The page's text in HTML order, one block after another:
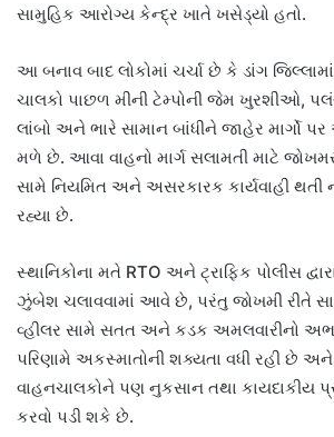
સામુહિક આરોગ્ય કેન્દ્ર ખાતે ખસેડ્યો હતો.
આ બનાવ બાદ લોકોમાં ચર્ચા છે કે ડાંગ
ચાલકો પાછળ મીની ટેમ્પોની જેમ ખુરશીઓ,
લાંબો અને ભારે સામાન બાંધીને જાહેર માર્ગો
મળે છે. આવા વાહનો માર્ગ સલામતી માટે
સામે નિયમિત અને અસરકારક કાર્યવાહી થતી
રહ્યા છે.
સ્થાનિકોના મતે RTO અને ટ્રાફિક પોલીસ
ઝુંબેશ ચલાવવામાં આવે છે, પરંતુ જોખમી રીતે
વ્હીલર સામે સતત અને કડક અમલવારીનો
પરિણામે અકસ્માતોની શક્યતા વધી રહી છે અને
વાહનચાલકોને પણ નુકસાન તથા કાયદાકીય
કરવો પડી શકે છે.